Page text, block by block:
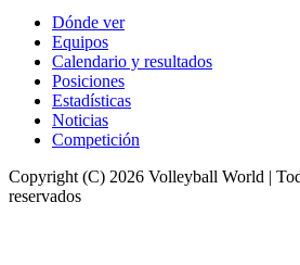
Dónde ver
Equipos
Calendario y resultados
Posiciones
Estadísticas
Noticias
Competición
Copyright (C) 2026 Volleyball World |
reservados